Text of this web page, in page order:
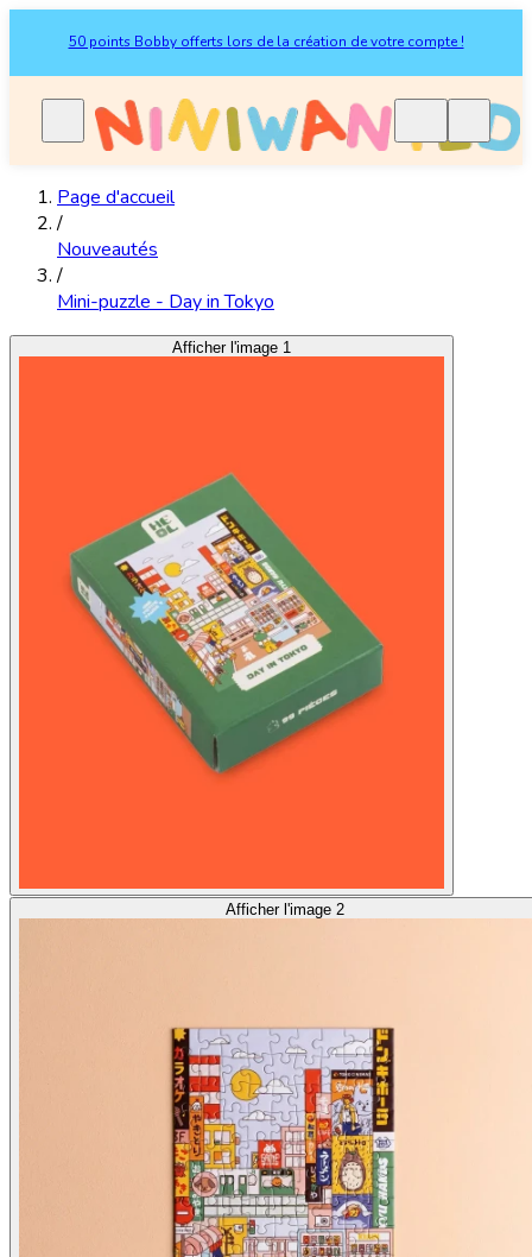
50 points Bobby offerts lors de la création de votre compte !
Page d'accueil
/
Nouveautés
/
Mini-puzzle - Day in Tokyo
Afficher l'image 1
Afficher l'image 2